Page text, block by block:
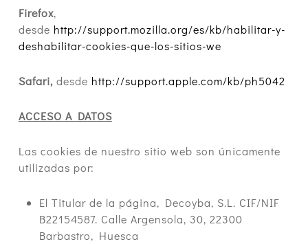
Firefox,
desde http://support.mozilla.org/es/kb/habilitar-y-
deshabilitar-cookies-que-los-sitios-we
Safari, desde http://support.apple.com/kb/ph5042
ACCESO A DATOS
Las cookies de nuestro sitio web son únicamente
utilizadas por:
El Titular de la página, Decoyba, S.L. CIF/NIF
B22154587. Calle Argensola, 30, 22300
Barbastro, Huesca